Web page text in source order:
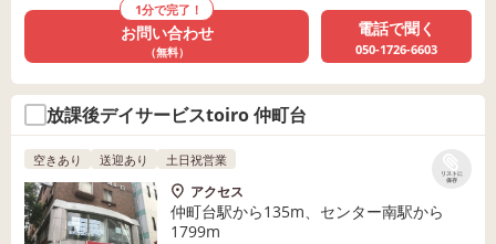
1分で完了！
お問い合わせ
（無料）
電話で聞く
050-1726-6603
放課後デイサービスtoiro 仲町台
リストに
保存
空きあり 送迎あり 土日祝営業
アクセス
仲町台駅から135m、センター南駅から
1799m